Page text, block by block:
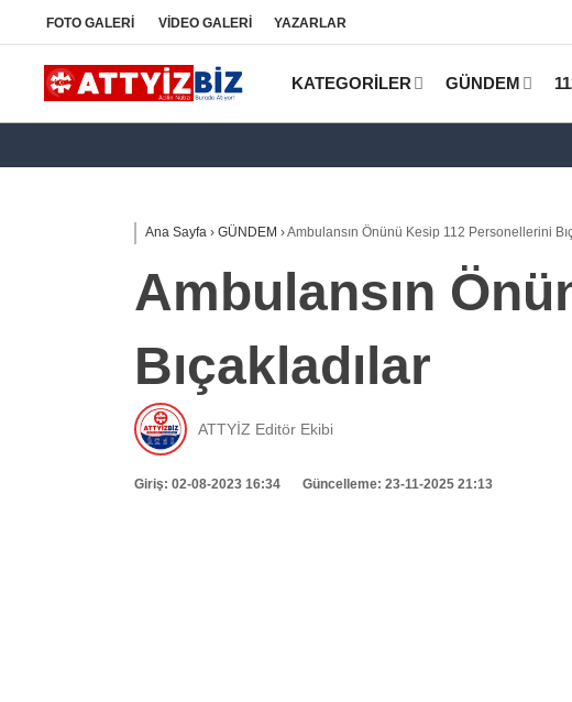
FOTO GALERİ VİDEO GALERİ YAZARLAR
KATEGORİLER GÜNDEM
Ana Sayfa › GÜNDEM ›Ambulansın Önünü Kesip 112 Personellerini
Ambulansın
Bıçakladılar
ATTYİZ Editör Ekibi
Giriş: 02-08-2023 16:34 Güncelleme: 23-11-2025 21:13